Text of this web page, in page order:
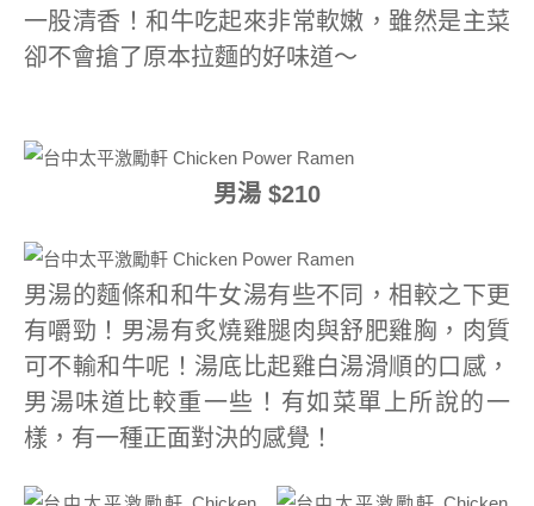
一股清香！和牛吃起來非常軟嫩，雖然是主菜
卻不會搶了原本拉麵的好味道～
男湯 $210
男湯的麵條和和牛女湯有些不同，相較之下更
有嚼勁！男湯有炙燒雞腿肉與舒肥雞胸，肉質
可不輸和牛呢！湯底比起雞白湯滑順的口感，
男湯味道比較重一些！有如菜單上所說的一
樣，有一種正面對決的感覺！